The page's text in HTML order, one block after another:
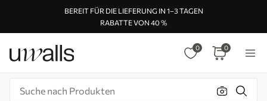
BEREIT FÜR DIE LIEFERUNG IN 1–3 TAGEN
RABATTE VON 40 %
0 0